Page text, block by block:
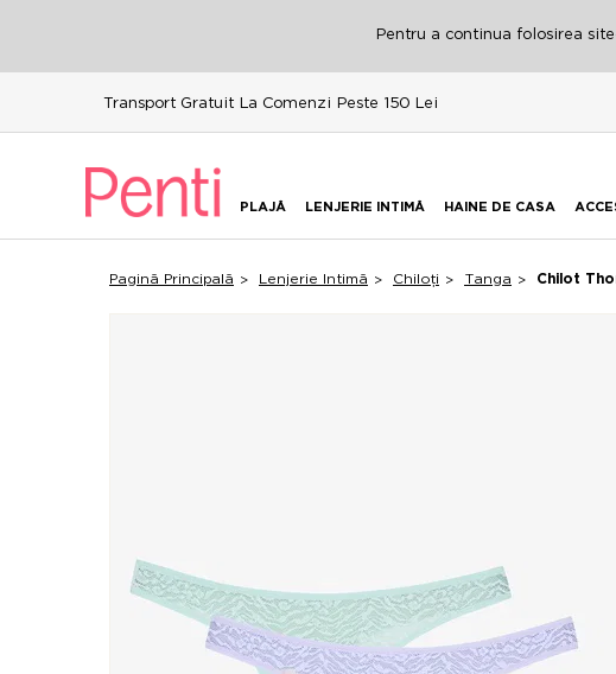
Pentru a continua folosirea
Transport Gratuit La Comenzi Peste 150 Lei
PLAJĂ LENJERIE INTIMĂ HAINE DE CASA
Pagină Principală Lenjerie Intimă Chiloți Tanga Chilot